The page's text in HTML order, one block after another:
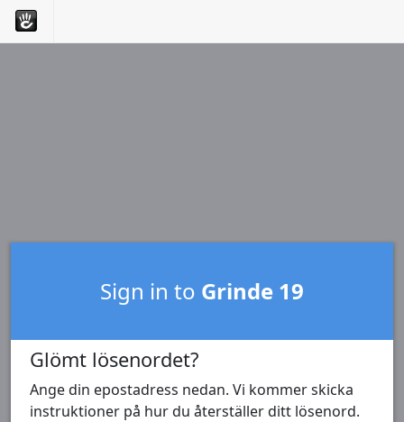
Sign in to Grinde 19
Glömt lösenordet?
Ange din epostadress nedan. Vi kommer skicka
instruktioner på hur du återställer ditt lösenord.